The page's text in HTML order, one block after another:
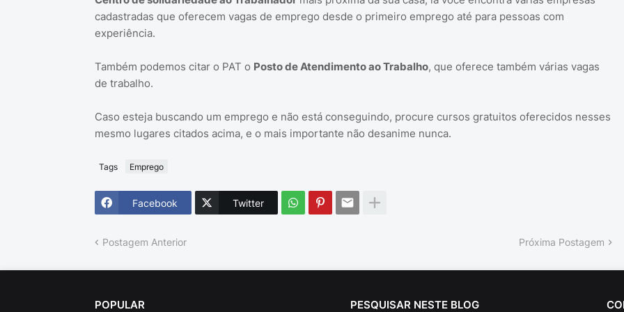
cadastradas que oferecem vagas de emprego desde o primeiro emprego até para pessoas com
experiência.
Também podemos citar o PAT o Posto de Atendimento ao Trabalho, que oferece também várias vagas
de trabalho.
Caso esteja buscando um emprego e não está conseguindo, procure cursos gratuitos oferecidos nesses
mesmo lugares citados acima, e o mais importante não desanime nunca.
Tags Emprego
Facebook Twitter
Postagem Anterior Próxima Postagem
POPULAR PESQUISAR NESTE BLOG